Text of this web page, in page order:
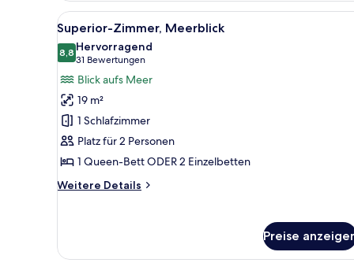
Alle
Fotos
für
Superior-
Zimmer,
Meerblick
anzeigen
Ein Tisch mit einer Kühlbox
10
Superior-Zimmer, Meerblick
8,88,8 von 10
Hervorragend
31 Bewertungen
(31
Bewertungen)
Blick aufs Meer
19 m²
1 Schlafzimmer
Platz für 2 Personen
1 Queen-Bett ODER 2 Einzelbetten
Weitere Details
Weitere
Meerblick
Preise